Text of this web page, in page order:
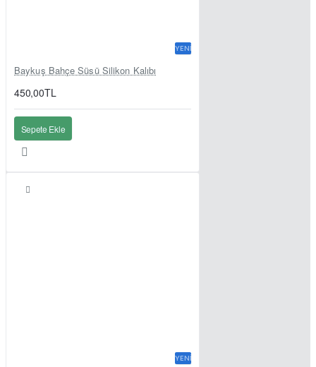
YENI
Baykuş Bahçe Süsü Silikon Kalıbı
450,00TL
Sepete Ekle
YENI